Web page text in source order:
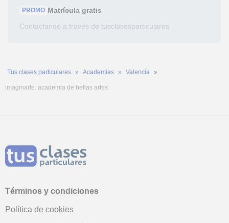
PROMO Matrícula gratis
Contactando a través de tusclasesparticulares
Tus clases particulares Academias Valencia
imaginarte. academia de bellas artes
Términos y condiciones
Política de cookies